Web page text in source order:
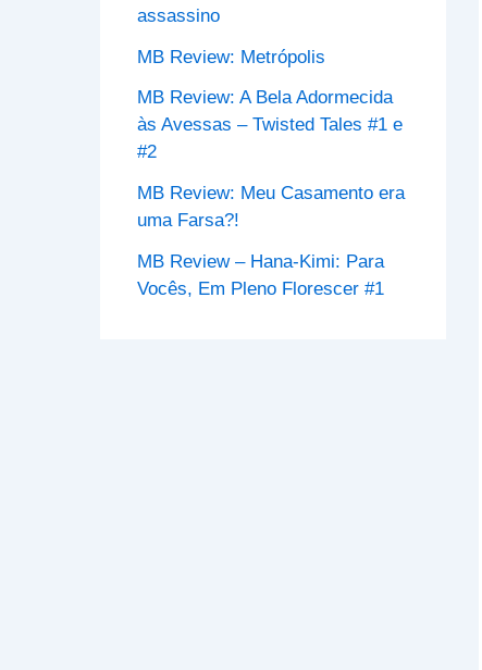
:
assassino
MB Review: Metrópolis
MB Review: A Bela Adormecida
às Avessas – Twisted Tales #1 e
#2
MB Review: Meu Casamento era
uma Farsa?!
MB Review – Hana-Kimi: Para
Vocês, Em Pleno Florescer #1